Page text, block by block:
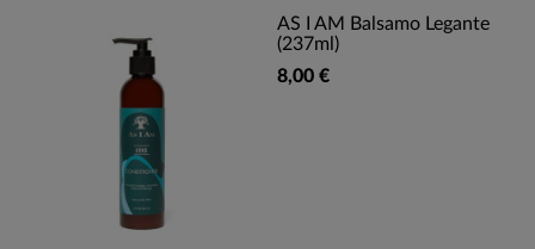
AS I AM Balsamo Legante
(237ml)
8,00 €